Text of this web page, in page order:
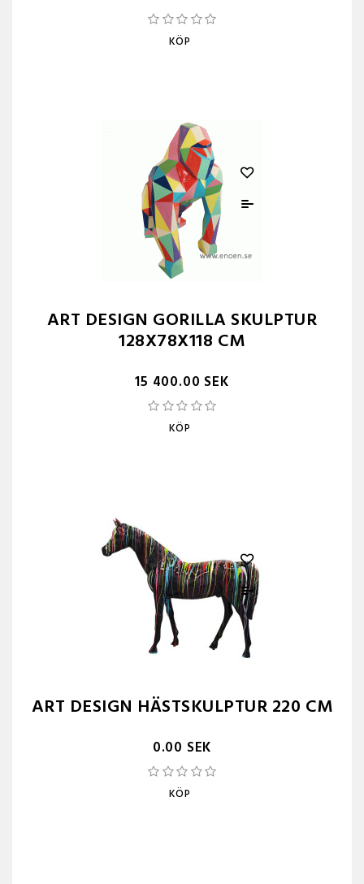
KÖP
ART DESIGN GORILLA SKULPTUR
128X78X118 CM
15 400.00 SEK
KÖP
ART DESIGN HÄSTSKULPTUR 220 CM
0.00 SEK
KÖP